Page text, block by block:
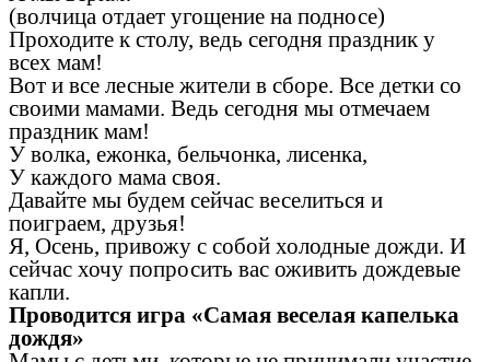
(волчица отдает угощение на подносе)
Проходите к столу, ведь сегодня праздник у
всех мам!
Вот и все лесные жители в сборе. Все детки со
своими мамами. Ведь сегодня мы отмечаем
праздник мам!
У волка, ежонка, бельчонка, лисенка,
У каждого мама своя.
Давайте мы будем сейчас веселиться и
поиграем, друзья!
Я, Осень, привожу с собой холодные дожди. И
сейчас хочу попросить вас оживить дождевые
капли.
Проводится игра «Самая веселая капелька
дождя»